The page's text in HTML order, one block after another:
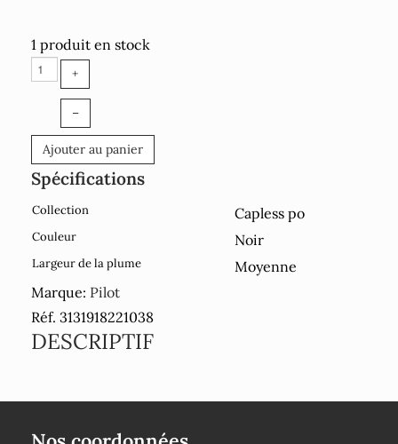
1 produit en stock
+
–
Ajouter au panier
Spécifications
Collection Capless po
Couleur Noir
Largeur de la plume
Moyenne
Marque: Pilot
Réf. 3131918221038
DESCRIPTIF